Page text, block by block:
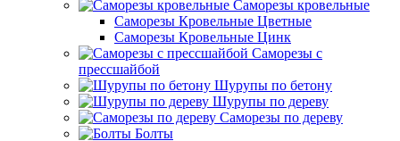
Саморезы кровельные
Саморезы Кровельные Цветные
Саморезы Кровельные Цинк
Саморезы с
прессшайбой
Шурупы по бетону
Шурупы по дереву
Саморезы по дереву
Болты